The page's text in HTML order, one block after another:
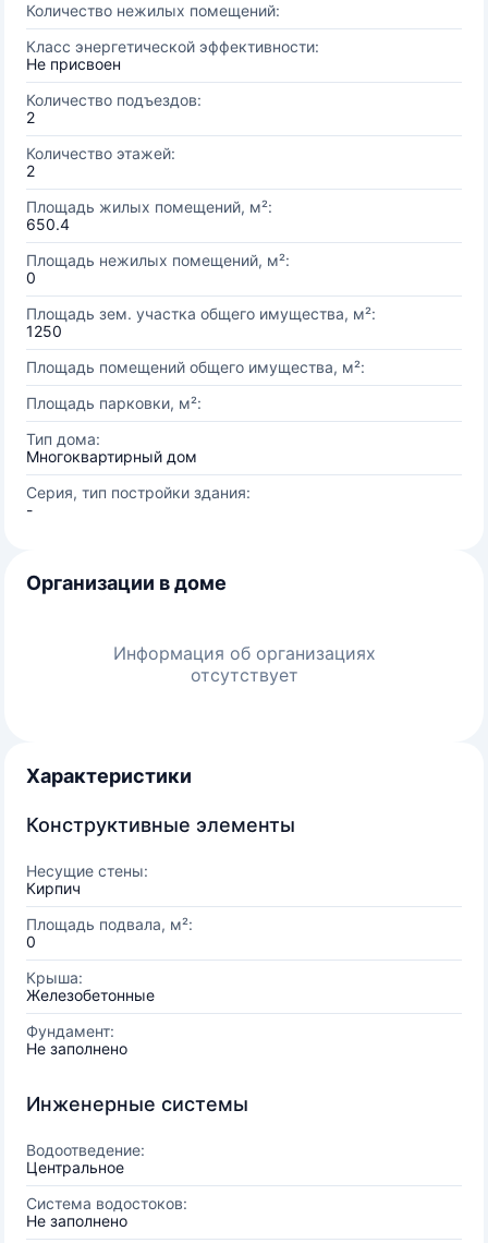
Количество нежилых помещений:
Класс энергетической эффективности:
Не присвоен
Количество подъездов:
2
Количество этажей:
2
Площадь жилых помещений, м²:
650.4
Площадь нежилых помещений, м²:
0
Площадь зем. участка общего имущества, м²:
1250
Площадь помещений общего имущества, м²:
Площадь парковки, м²:
Тип дома:
Многоквартирный дом
Серия, тип постройки здания:
-
Организации в доме
Информация об организациях
отсутствует
Характеристики
Конструктивные элементы
Несущие стены:
Кирпич
Площадь подвала, м²:
0
Крыша:
Железобетонные
Фундамент:
Не заполнено
Инженерные системы
Водоотведение:
Центральное
Система водостоков:
Не заполнено